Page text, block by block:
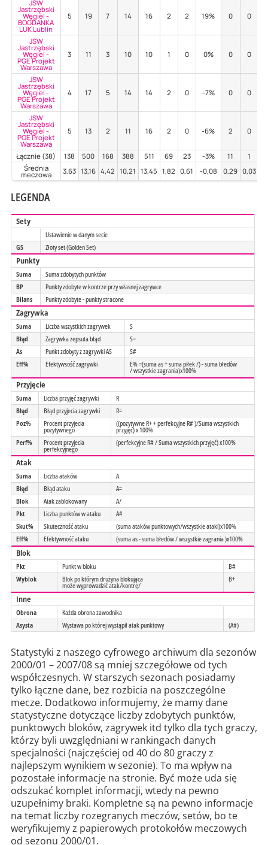
JSW
Jastrzębski
Węgiel -
BOGDANKA
LUK Lublin
5 19 7 14 16 2 2 19% 0 0
JSW
Jastrzębski
Węgiel -
PGE Projekt
Warszawa
3 11 3 10 10 1 0 0% 0 0
JSW
Jastrzębski
Węgiel -
PGE Projekt
Warszawa
4 17 5 14 14 2 0 -7% 0 0
JSW
Jastrzębski
Węgiel -
PGE Projekt
Warszawa
5 13 2 11 16 2 0 -6% 2 0
Łącznie (38) 138 500 168 388 511 69 23 -3% 11 1
Średnia
meczowa 3,63 13,16 4,42 10,21 13,45 1,82 0,61 -0,08 0,29 0,03
LEGENDA
Sety
Ustawienie w danym secie
GS
Złoty set (Golden Set)
Punkty
Suma
Suma zdobytych punktów
BP
Punkty zdobyte w kontrze przy własnej zagrywce
Bilans
Punkty zdobyte - punkty stracone
Zagrywka
Suma Liczba wszystkich zagrywek
S
Błąd
Zagrywka zepsuta błąd
S=
As
Punkt zdobyty z zagrywki AS
S#
Eff%
Efektywsość zagrywki E% =(suma as + suma piłek /) - suma błedów
/ wszystkie zagrania)x100%
Przyjęcie
Suma Liczba przyjęć zagrywki
R
Błąd
Błąd przyjecia zagrywki
R=
Poz%
Procent przyjecia
pozytywnego
((pozytywne R+ + perfekcyjne R# )/Suma wszystkich
przyjęć) x 100%
Perf%
Procent przyjecia
perfekcyjnego
(perfekcyjne R# / Suma wszystkich przyjęć) x100%
Atak
Suma Liczba ataków
A
Błąd
Błąd ataku
A=
Blok
Atak zablokowany
A/
Pkt
Liczba punktów w ataku
A#
Skut%
Skuteczność ataku
(suma ataków punktowych/wszystkie ataki)x100%
Eff%
Efektywność ataku (suma as - suma błedów / wszystkie zagrania )x100%
Blok
Pkt Punkt w bloku
B#
Wyblok
Blok po którym drużyna blokująca
może wyprowadzić atak/kontrę/
B+
Inne
Obrona
Każda obrona zawodnika
Asysta
Wystawa po której wystąpił atak punktowy (A#)
Statystyki z naszego cyfrowego archiwum dla sezonów
2000/01 – 2007/08 są mniej szczegółowe od tych
współczesnych. W starszych sezonach posiadamy
tylko łączne dane, bez rozbicia na poszczególne
mecze. Dodatkowo informujemy, że mamy dane
statystyczne dotyczące liczby zdobytych punktów,
punktowych bloków, zagrywek itd tylko dla tych graczy,
którzy byli uwzględniani w rankingach danych
specjalności (najczęściej od 40 do 80 graczy z
najlepszym wynikiem w sezonie). To ma wpływ na
pozostałe informacje na stronie. Być może uda się
odszukać komplet informacji, wtedy na pewno
uzupełnimy braki. Kompletne są na pewno informacje
na temat liczby rozegranych meczów, setów, bo te
weryfikujemy z papierowych protokołów meczowych
od sezonu 2000/01.